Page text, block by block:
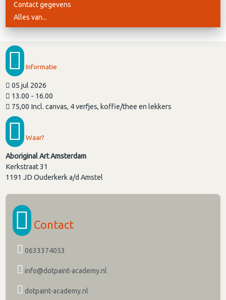
Contact gegevens
Alles van...
Informatie
05 jul 2026
13.00 - 16.00
75,00 Incl. canvas, 4 verfjes, koffie/thee en lekkers
Waar?
Aboriginal Art Amsterdam
Kerkstraat 31
1191 JD Ouderkerk a/d Amstel
Contact
0633374053
info@dotpaint-academy.nl
dotpaint-academy.nl